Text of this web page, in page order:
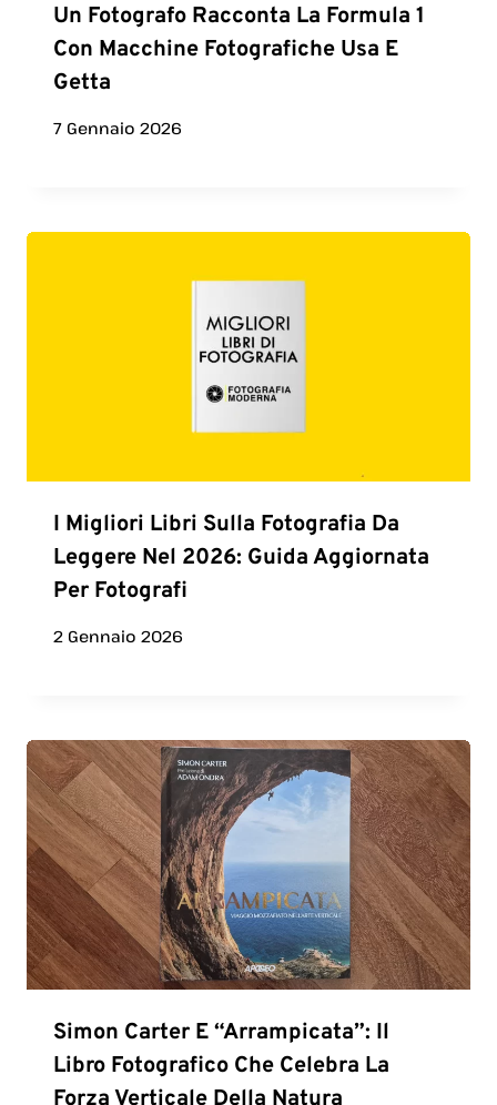
Un Fotografo Racconta La Formula 1
Con Macchine Fotografiche Usa E
Getta
7 Gennaio 2026
I Migliori Libri Sulla Fotografia Da
Leggere Nel 2026: Guida Aggiornata
Per Fotografi
2 Gennaio 2026
Simon Carter E “Arrampicata”: Il
Libro Fotografico Che Celebra La